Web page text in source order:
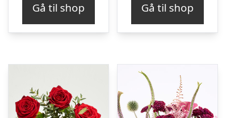
Gå til shop Gå til shop